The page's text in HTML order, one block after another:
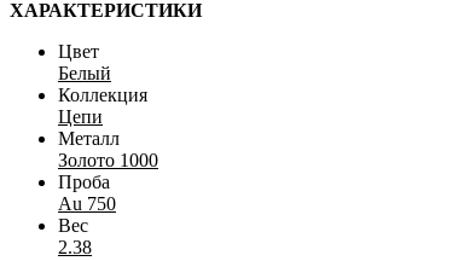
ХАРАКТЕРИСТИКИ
Цвет
Белый
Коллекция
Цепи
Металл
Золото 1000
Проба
Au 750
Вес
2.38